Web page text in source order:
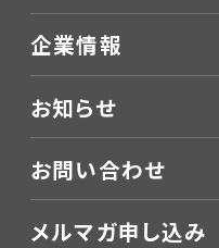
企業情報
お知らせ
お問い合わせ
メルマガ申し込み